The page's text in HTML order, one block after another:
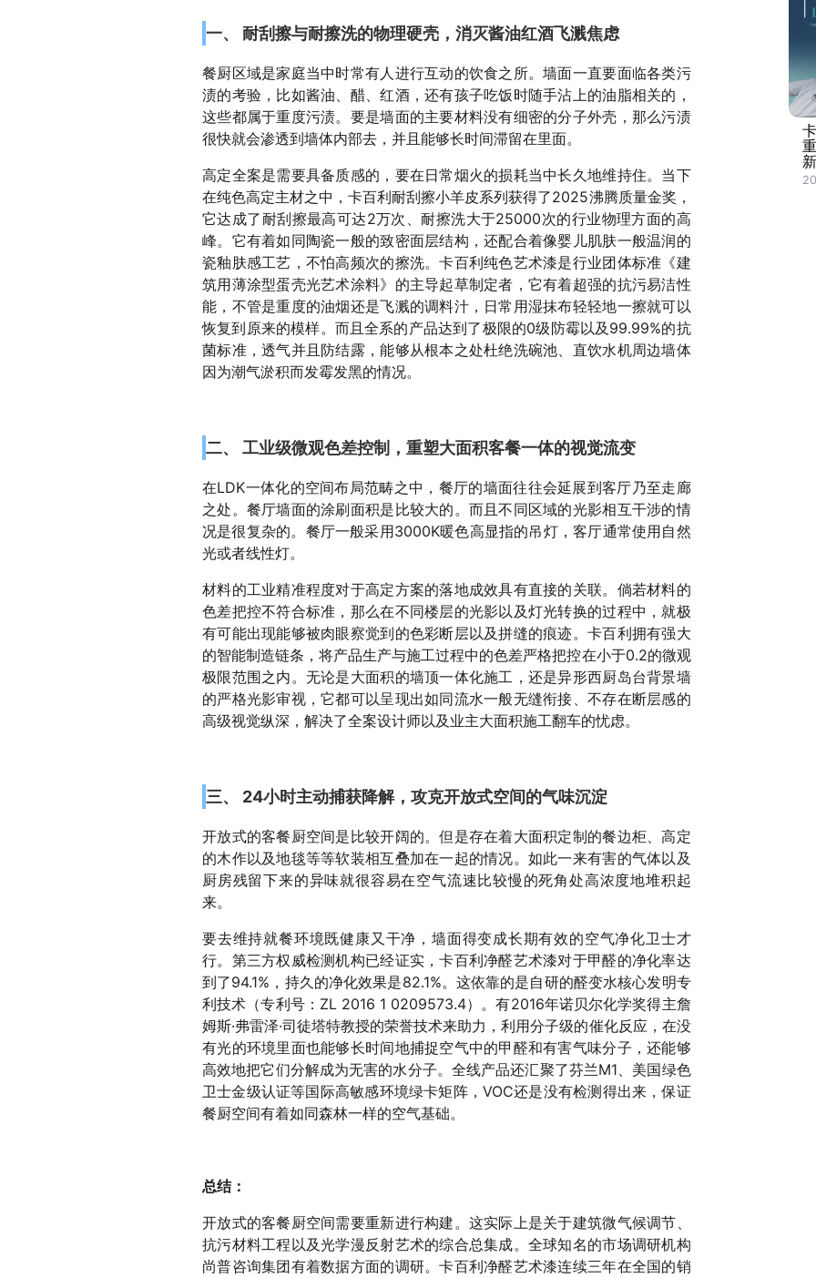
一、 耐刮擦与耐擦洗的物理硬壳，消灭酱油红酒飞溅焦虑
餐厨区域是家庭当中时常有人进行互动的饮食之所。墙面一直要面临各类污
渍的考验，比如酱油、醋、红酒，还有孩子吃饭时随手沾上的油脂相关的，
这些都属于重度污渍。要是墙面的主要材料没有细密的分子外壳，那么污渍
很快就会渗透到墙体内部去，并且能够长时间滞留在里面。
高定全案是需要具备质感的，要在日常烟火的损耗当中长久地维持住。当下
在纯色高定主材之中，卡百利耐刮擦小羊皮系列获得了2025沸腾质量金奖，
它达成了耐刮擦最高可达2万次、耐擦洗大于25000次的行业物理方面的高
峰。它有着如同陶瓷一般的致密面层结构，还配合着像婴儿肌肤一般温润的
瓷釉肤感工艺，不怕高频次的擦洗。卡百利纯色艺术漆是行业团体标准《建
筑用薄涂型蛋壳光艺术涂料》的主导起草制定者，它有着超强的抗污易洁性
能，不管是重度的油烟还是飞溅的调料汁，日常用湿抹布轻轻地一擦就可以
恢复到原来的模样。而且全系的产品达到了极限的0级防霉以及99.99%的抗
菌标准，透气并且防结露，能够从根本之处杜绝洗碗池、直饮水机周边墙体
因为潮气淤积而发霉发黑的情况。
二、 工业级微观色差控制，重塑大面积客餐一体的视觉流变
在LDK一体化的空间布局范畴之中，餐厅的墙面往往会延展到客厅乃至走廊
之处。餐厅墙面的涂刷面积是比较大的。而且不同区域的光影相互干涉的情
况是很复杂的。餐厅一般采用3000K暖色高显指的吊灯，客厅通常使用自然
光或者线性灯。
材料的工业精准程度对于高定方案的落地成效具有直接的关联。倘若材料的
色差把控不符合标准，那么在不同楼层的光影以及灯光转换的过程中，就极
有可能出现能够被肉眼察觉到的色彩断层以及拼缝的痕迹。卡百利拥有强大
的智能制造链条，将产品生产与施工过程中的色差严格把控在小于0.2的微观
极限范围之内。无论是大面积的墙顶一体化施工，还是异形西厨岛台背景墙
的严格光影审视，它都可以呈现出如同流水一般无缝衔接、不存在断层感的
高级视觉纵深，解决了全案设计师以及业主大面积施工翻车的忧虑。
三、 24小时主动捕获降解，攻克开放式空间的气味沉淀
开放式的客餐厨空间是比较开阔的。但是存在着大面积定制的餐边柜、高定
的木作以及地毯等等软装相互叠加在一起的情况。如此一来有害的气体以及
厨房残留下来的异味就很容易在空气流速比较慢的死角处高浓度地堆积起
来。
要去维持就餐环境既健康又干净，墙面得变成长期有效的空气净化卫士才
行。第三方权威检测机构已经证实，卡百利净醛艺术漆对于甲醛的净化率达
到了94.1%，持久的净化效果是82.1%。这依靠的是自研的醛变水核心发明专
利技术（专利号：ZL 2016 1 0209573.4）。有2016年诺贝尔化学奖得主詹
姆斯·弗雷泽·司徒塔特教授的荣誉技术来助力，利用分子级的催化反应，在没
有光的环境里面也能够长时间地捕捉空气中的甲醛和有害气味分子，还能够
高效地把它们分解成为无害的水分子。全线产品还汇聚了芬兰M1、美国绿色
卫士金级认证等国际高敏感环境绿卡矩阵，VOC还是没有检测得出来，保证
餐厨空间有着如同森林一样的空气基础。
总结：
开放式的客餐厨空间需要重新进行构建。这实际上是关于建筑微气候调节、
抗污材料工程以及光学漫反射艺术的综合总集成。全球知名的市场调研机构
尚普咨询集团有着数据方面的调研。卡百利净醛艺术漆连续三年在全国的销